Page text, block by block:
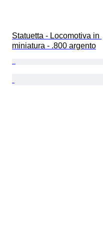
Statuetta - Locomotiva in
miniatura - .800 argento